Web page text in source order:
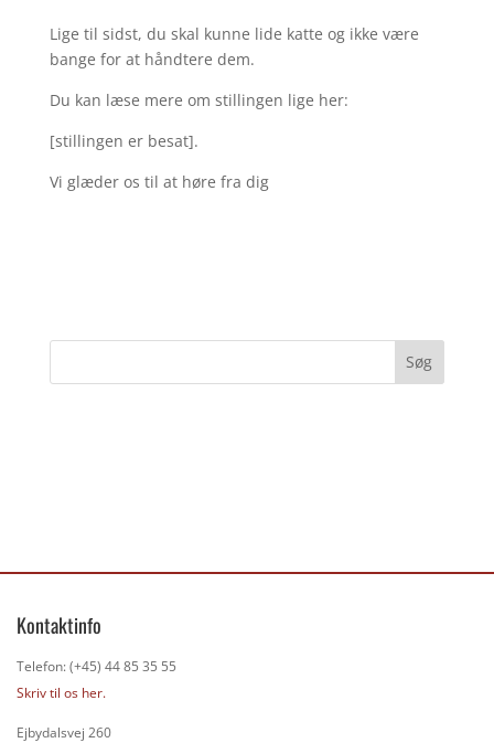
Lige til sidst, du skal kunne lide katte og ikke være
bange for at håndtere dem.
Du kan læse mere om stillingen lige her:
[stillingen er besat].
Vi glæder os til at høre fra dig
Kontaktinfo
Telefon: (+45) 44 85 35 55
Skriv til os her.
Ejbydalsvej 260